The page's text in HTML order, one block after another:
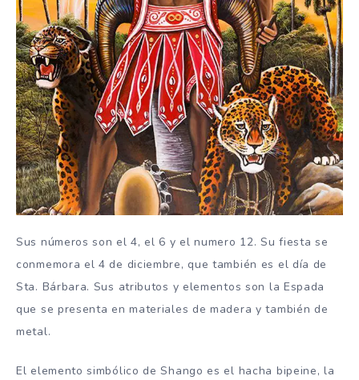
Sus números son el 4, el 6 y el numero 12. Su fiesta se
conmemora el 4 de diciembre, que también es el día de
Sta. Bárbara. Sus atributos y elementos son la Espada
que se presenta en materiales de madera y también de
metal.
El elemento simbólico de Shango es el hacha bipeine, la